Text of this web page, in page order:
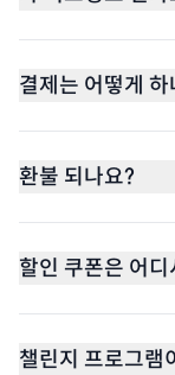
결제는 어떻게 하
환불 되나요?
할인 쿠폰은 어
챌린지 프로그램